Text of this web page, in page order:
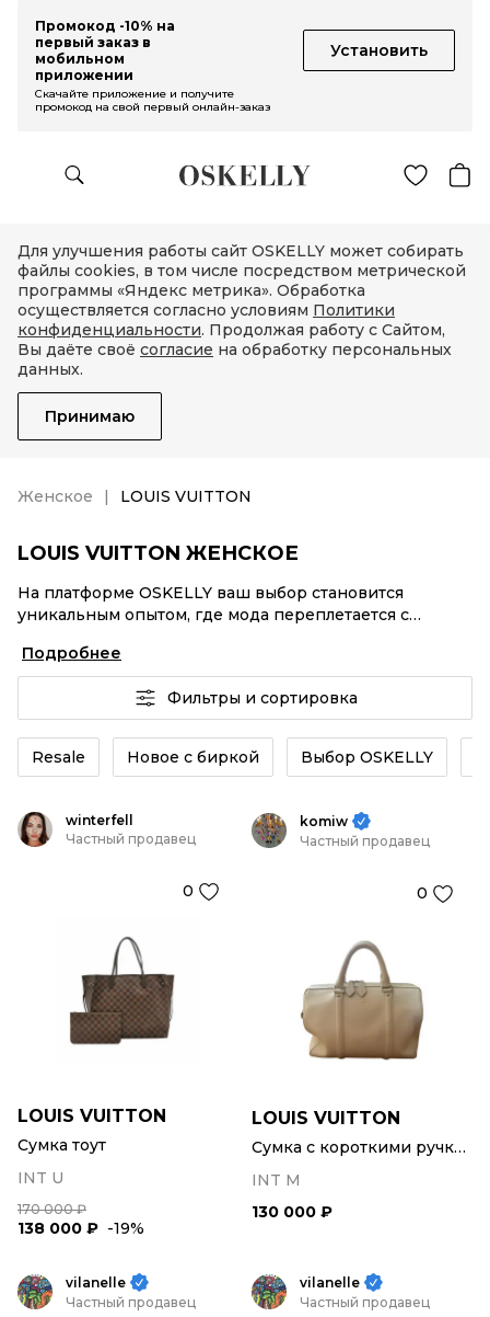
Промокод -10% на
первый заказ в
мобильном
приложении
Установить
Скачайте приложение и получите
промокод на свой первый онлайн-заказ
Для улучшения работы сайт OSKELLY может собирать
файлы cookies, в том числе посредством метрической
программы «Яндекс метрика». Обработка
осуществляется согласно условиям Политики
конфиденциальности. Продолжая работу с Сайтом,
Вы даёте своё согласие на обработку персональных
данных.
Принимаю
Женское LOUIS VUITTON
LOUIS VUITTON ЖЕНСКОЕ
На платформе OSKELLY ваш выбор становится
уникальным опытом, где мода переплетается с
аутентификация каждого заказа – LOUIS VUITTON
Женское от селлеров OSKELLY с быстрой доставкой
по России. Ваш стиль не ждет, и мы тоже! Винтажные
изделия или LOUIS VUITTON Женское из новых
коллекций – заказывайте на сайте или в приложении
OSKELLY с целой экосистемой инструментов.
Подробнее
Фильтры и сортировка
Resale Новое с биркой Выбор OSKELLY
winterfell
Частный продавец
0
LOUIS VUITTON
Сумка тоут
INT U
170 000 ₽
138 000 ₽ -19%
komiw
Частный продавец
0
LOUIS VUITTON
Сумка с короткими ручками
INT M
130 000 ₽
vilanelle
Частный продавец
vilanelle
Частный продавец